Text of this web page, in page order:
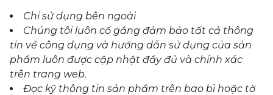
Chỉ sử dụng bên ngoài
Chúng tôi luôn cố gắng đảm bảo tất cả thông
tin về công dụng và hướng dẫn sử dụng của sản
phẩm luôn được cập nhật đầy đủ và chính xác
trên trang web.
Đọc kỹ thông tin sản phẩm trên bao bì hoặc tờ